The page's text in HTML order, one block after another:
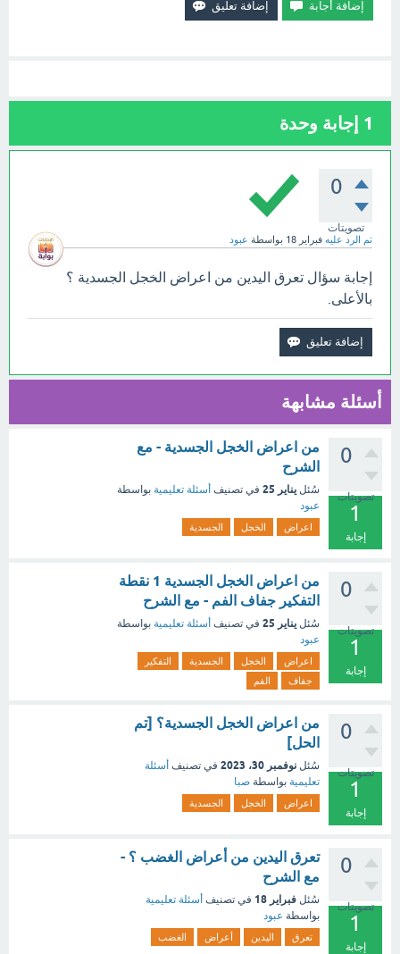
1 إجابة وحدة
0
تصويتات
تم الرد عليه فبراير 18 بواسطة عبود
إجابة سؤال تعرق اليدين من اعراض الخجل الجسدية ؟
بالأعلى.
أسئلة مشابهة
0
تصويتات
1
إجابة
من اعراض الخجل الجسدية - مع
الشرح
سُئل يناير 25 في تصنيف أسئلة تعليمية بواسطة
عبود
اعراض الخجل الجسدية
0
تصويتات
1
إجابة
من اعراض الخجل الجسدية 1 نقطة
التفكير جفاف الفم - مع الشرح
سُئل يناير 25 في تصنيف أسئلة تعليمية بواسطة
عبود
اعراض الخجل الجسدية
التفكير
جفاف
الفم
0
تصويتات
1
إجابة
من اعراض الخجل الجسدية؟ [تم
الحل]
سُئل نوفمبر 30، 2023 في تصنيف أسئلة
تعليمية بواسطة صبا
اعراض الخجل الجسدية
0
تصويتات
1
إجابة
تعرق اليدين من أعراض الغضب ؟ -
مع الشرح
سُئل فبراير 18 في تصنيف أسئلة تعليمية
بواسطة عبود
تعرق اليدين أعراض الغضب